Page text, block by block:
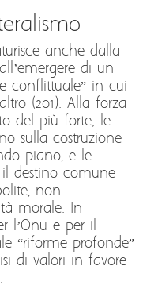
anche dalla
di un
conflittuale” in cui
(201). Alla forza
del più forte; le
sulla costruzione
piano, e le
destino comune
non
morale. In
l’Onu e per il
“riforme profonde”
di valori in favore